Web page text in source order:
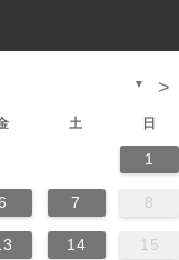
▼ >
土 日
1
7 8
14 15